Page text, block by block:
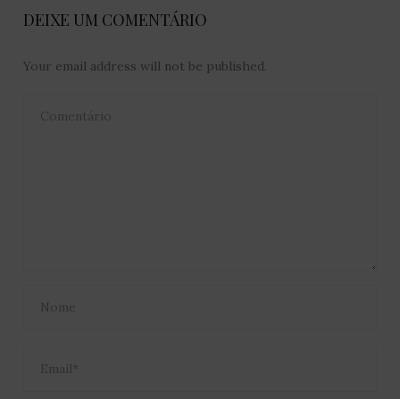
DEIXE UM COMENTÁRIO
Your email address will not be published.